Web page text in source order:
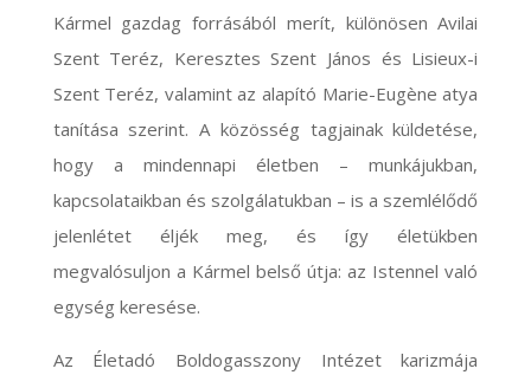
Kármel gazdag forrásából merít, különösen Avilai
Szent Teréz, Keresztes Szent János és Lisieux-i
Szent Teréz, valamint az alapító Marie-Eugène atya
tanítása szerint. A közösség tagjainak küldetése,
hogy a mindennapi életben – munkájukban,
kapcsolataikban és szolgálatukban – is a szemlélődő
jelenlétet éljék meg, és így életükben
megvalósuljon a Kármel belső útja: az Istennel való
egység keresése.
Az Életadó Boldogasszony Intézet karizmája